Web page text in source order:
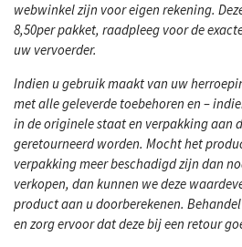
webwinkel zijn voor eigen rekening.
8,50per pakket, raadpleeg voor de
uw vervoerder.
Indien u gebruik maakt van uw
met alle geleverde toebehoren en –
in de originele staat en verpakking aan
geretourneerd worden. Mocht het
verpakking meer beschadigd zijn dan
verkopen, dan kunnen we deze
product aan u doorberekenen.
en zorg ervoor dat deze bij een retour